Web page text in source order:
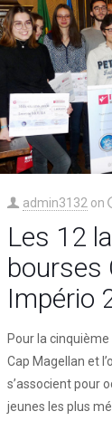
admin3132 on
Les 12
bourses
Império
Pour la
Cap Magellan et
s’associent pour
jeunes les plus